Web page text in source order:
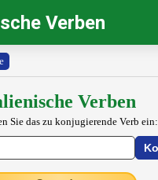
Verben
Verben
Sie das zu konjugierende Verb ein: